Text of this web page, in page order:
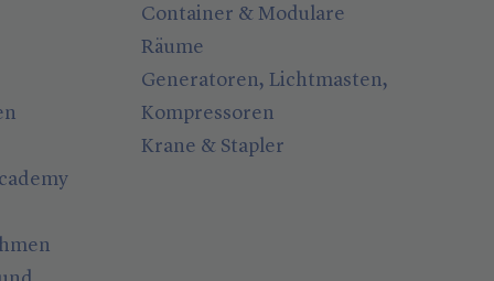
Container & Modulare
Räume
Generatoren, Lichtmasten,
Kompressoren
Krane & Stapler